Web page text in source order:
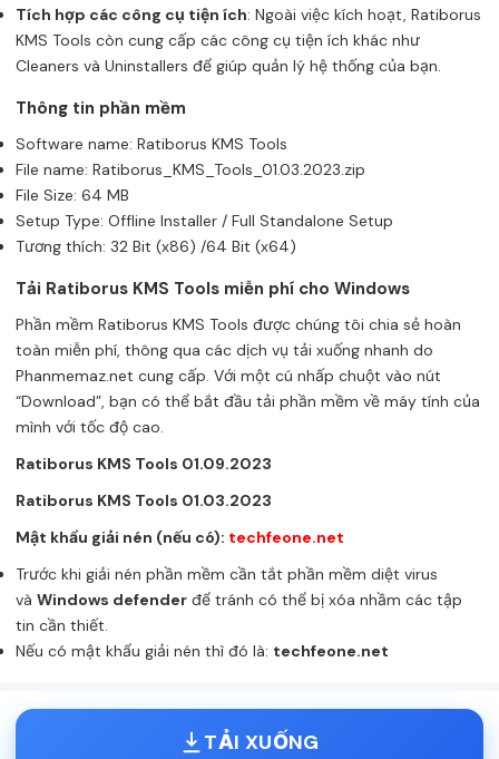
Tích hợp các công cụ tiện ích: Ngoài việc kích hoạt, Ratiborus
KMS Tools còn cung cấp các công cụ tiện ích khác như
Cleaners và Uninstallers để giúp quản lý hệ thống của bạn.
Thông tin phần mềm
Software name: Ratiborus KMS Tools
File name: Ratiborus_KMS_Tools_01.03.2023.zip
File Size: 64 MB
Setup Type: Offline Installer / Full Standalone Setup
Tương thích: 32 Bit (x86) /64 Bit (x64)
Tải Ratiborus KMS Tools miễn phí cho Windows
Phần mềm Ratiborus KMS Tools được chúng tôi chia sẻ hoàn
toàn miễn phí, thông qua các dịch vụ tải xuống nhanh do
Phanmemaz.net cung cấp. Với một cú nhấp chuột vào nút
“Download”, bạn có thể bắt đầu tải phần mềm về máy tính của
mình với tốc độ cao.
Ratiborus KMS Tools 01.09.2023
Ratiborus KMS Tools 01.03.2023
Mật khẩu giải nén (nếu có): techfeone.net
Trước khi giải nén phần mềm cần tắt phần mềm diệt virus
và Windows defender để tránh có thể bị xóa nhầm các tập
tin cần thiết.
Nếu có mật khẩu giải nén thì đó là: techfeone.net
TẢI XUỐNG